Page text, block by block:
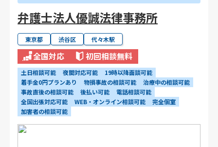
弁護士法人優誠法律事務所
東京都 渋谷区 代々木駅
全国対応 初回相談無料
土日相談可能 夜間対応可能
19時以降面談可能
着手金0円プランあり
物損事故の相談可能
治療中の相談可能
事故直後の相談可能
後払い可能
電話相談可能
全国出張対応可能
WEB・オンライン相談可能
完全個室
加害者の相談可能